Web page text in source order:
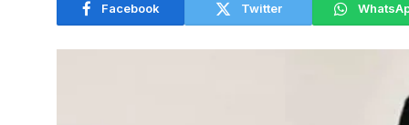
Facebook Twitter